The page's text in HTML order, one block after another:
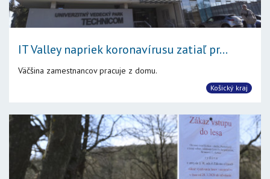
IT Valley napriek koronavírusu zatiaľ pr...
Väčšina zamestnancov pracuje z domu.
Košický kraj